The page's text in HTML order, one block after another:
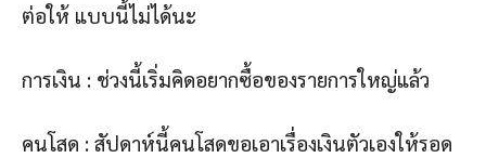
ต่อให้ แบบนี้ไม่ได้นะ
การเงิน : ช่วงนี้เริ่มคิดอยากซื้อของรายการใหญ่แล้ว
คนโสด : สัปดาห์นี้คนโสดขอเอาเรื่องเงินตัวเองให้รอด